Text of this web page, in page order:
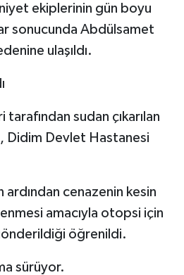
ekiplerinin gün boyu
sonucunda Abdülsamet
ulaşıldı.
sudan çıkarılan
Didim Devlet Hastanesi
ardından cenazenin kesin
amacıyla otopsi için
öğrenildi.
sürüyor.